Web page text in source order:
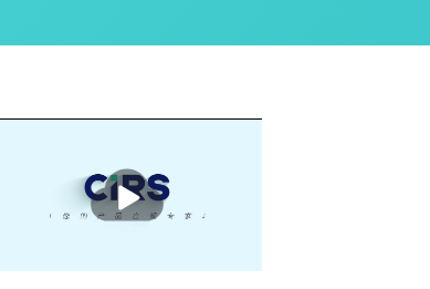
播
放